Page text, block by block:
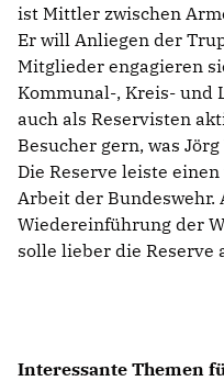
ist Mittler zwischen
Er will Anliegen der
Mitglieder engagieren
Kommunal-, Kreis- und
auch als Reservisten
Besucher gern, was
Die Reserve leiste
Arbeit der Bundeswehr.
Wiedereinführung der
solle lieber die Reserve
Interessante Themen